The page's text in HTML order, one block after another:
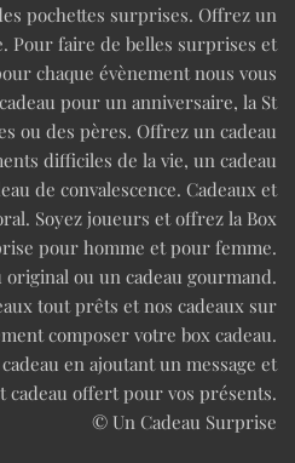
pochettes surprises. Offrez un
Pour faire de belles surprises et
chaque évènement nous vous
pour un anniversaire, la St
ou des pères. Offrez un cadeau
difficiles de la vie, un cadeau
de convalescence. Cadeaux et
Soyez joueurs et offrez la Box
pour homme et pour femme.
original ou un cadeau gourmand.
tout prêts et nos cadeaux sur
composer votre box cadeau.
en ajoutant un message et
cadeau offert pour vos présents.
© Un Cadeau Surprise